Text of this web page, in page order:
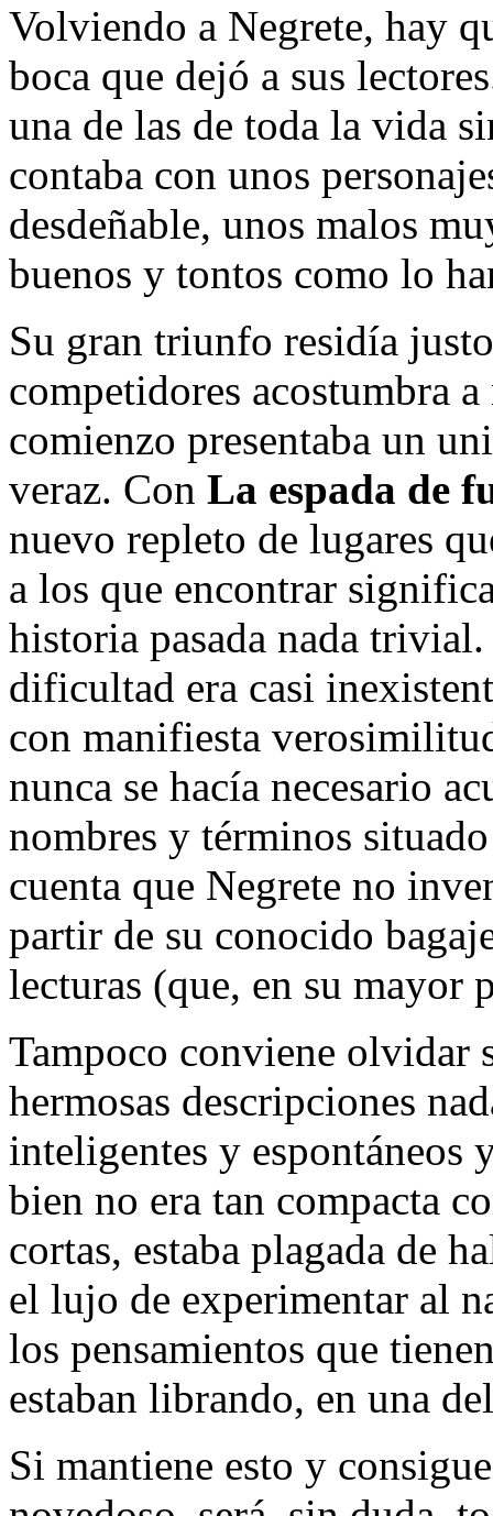
Volviendo a Negrete, hay
boca que dejó a sus
una de las de toda la vida
contaba con unos
desdeñable, unos malos
buenos y tontos como lo
Su gran triunfo residía
competidores acostumbra
comienzo presentaba un
veraz. Con La espada de
nuevo repleto de lugares
a los que encontrar
historia pasada nada
dificultad era casi
con manifiesta
nunca se hacía necesario
nombres y términos
cuenta que Negrete no
partir de su conocido
lecturas (que, en su mayor
Tampoco conviene olvidar
hermosas descripciones
inteligentes y espontáneos
bien no era tan compacta
cortas, estaba plagada de
el lujo de experimentar al
los pensamientos que
estaban librando, en una
Si mantiene esto y